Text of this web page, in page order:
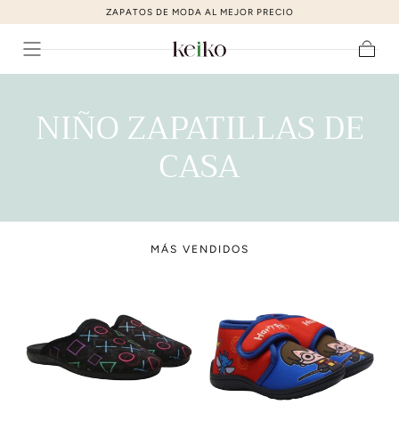
ir al contenido
ZAPATOS DE MODA AL MEJOR PRECIO
C
I
NIÑO ZAPATILLAS DE
CASA
MÁS VENDIDOS